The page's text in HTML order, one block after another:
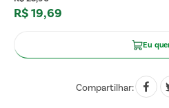
R$19,69
Eu
Compartilhar